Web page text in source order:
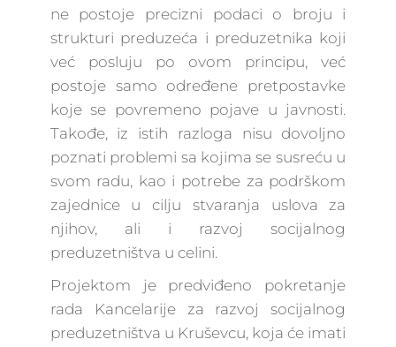
ne postoje precizni podaci o broju i
strukturi preduzeća i preduzetnika koji
već posluju po ovom principu, već
postoje samo određene pretpostavke
koje se povremeno pojave u javnosti.
Takođe, iz istih razloga nisu dovoljno
poznati problemi sa kojima se susreću u
svom radu, kao i potrebe za podrškom
zajednice u cilju stvaranja uslova za
njihov, ali i razvoj socijalnog
preduzetništva u celini.
Projektom je predviđeno pokretanje
rada Kancelarije za razvoj socijalnog
preduzetništva u Kruševcu, koja će imati